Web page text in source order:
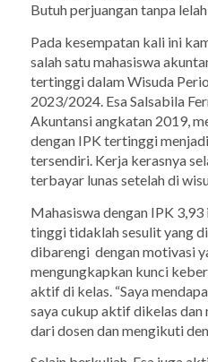
Butuh perjuangan tanpa
Pada kesempatan kali ini
salah satu mahasiswa
tertinggi dalam Wisuda
2023/2024. Esa Salsabila
Akuntansi angkatan 2019,
dengan IPK tertinggi
tersendiri. Kerja kerasnya
terbayar lunas setelah di
Mahasiswa dengan IPK
tinggi tidaklah sesulit yang
dibarengi dengan motivasi
mengungkapkan kunci
aktif di kelas. “Saya
saya cukup aktif dikelas dan
dari dosen dan mengikuti